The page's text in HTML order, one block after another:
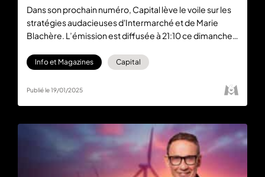
Dans son prochain numéro, Capital lève le voile sur les
stratégies audacieuses d'Intermarché et de Marie
Blachère. L’émission est diffusée à 21:10 ce dimanche
gratuitement sur M6+.
Info et Magazines Capital
Publié le 19/01/2025